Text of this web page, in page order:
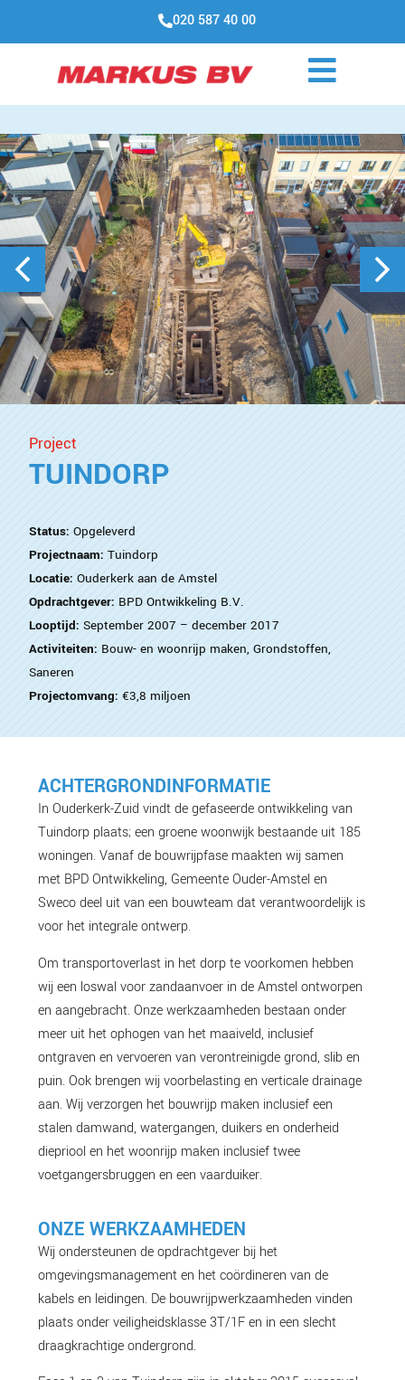
020 587 40 00
Project
TUINDORP
Status: Opgeleverd
Projectnaam: Tuindorp
Locatie: Ouderkerk aan de Amstel
Opdrachtgever: BPD Ontwikkeling B.V.
Looptijd: September 2007 – december 2017
Activiteiten: Bouw- en woonrijp maken, Grondstoffen,
Saneren
Projectomvang: €3,8 miljoen
ACHTERGRONDINFORMATIE
In Ouderkerk-Zuid vindt de gefaseerde ontwikkeling van
Tuindorp plaats; een groene woonwijk bestaande uit 185
woningen. Vanaf de bouwrijpfase maakten wij samen
met BPD Ontwikkeling, Gemeente Ouder-Amstel en
Sweco deel uit van een bouwteam dat verantwoordelijk is
voor het integrale ontwerp.
Om transportoverlast in het dorp te voorkomen hebben
wij een loswal voor zandaanvoer in de Amstel ontworpen
en aangebracht. Onze werkzaamheden bestaan onder
meer uit het ophogen van het maaiveld, inclusief
ontgraven en vervoeren van verontreinigde grond, slib en
puin. Ook brengen wij voorbelasting en verticale drainage
aan. Wij verzorgen het bouwrijp maken inclusief een
stalen damwand, watergangen, duikers en onderheid
diepriool en het woonrijp maken inclusief twee
voetgangersbruggen en een vaarduiker.
ONZE WERKZAAMHEDEN
Wij ondersteunen de opdrachtgever bij het
omgevingsmanagement en het coördineren van de
kabels en leidingen. De bouwrijpwerkzaamheden vinden
plaats onder veiligheidsklasse 3T/1F en in een slecht
draagkrachtige ondergrond.